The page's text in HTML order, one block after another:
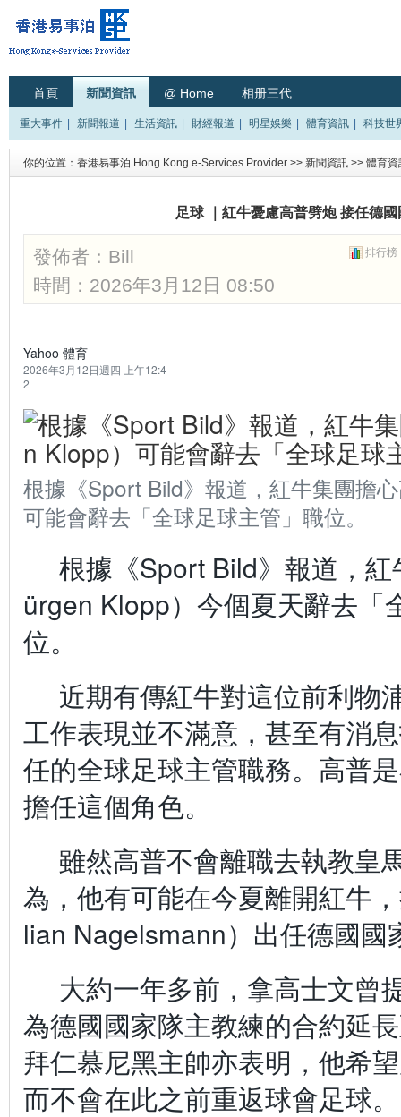
首頁 新聞資訊 @ Home 相册三代
重大事件 新聞報道 生活資訊 財經報道 明星娛樂 體育資訊 科技世
你的位置： 香港易事泊 Hong Kong e-Services Provider >> 新聞資訊 >> 體育資
足球 ｜紅牛憂慮高普劈炮 接任德
排行榜
發佈者： Bill
時間：2026年3月12日 08:50
Yahoo 體育
2026年3月12日週四 上午12:4
2
根據《Sport Bild》報道，紅牛集團擔
可能會辭去「全球足球主管」職位。
根據《Sport Bild》報道，
ürgen Klopp）今個夏天辭去「
位。
近期有傳紅牛對這位前利物
工作表現並不滿意，甚至有消
任的全球足球主管職務。高普
擔任這個角色。
雖然高普不會離職去執教皇
為，他有可能在今夏離開紅牛
lian Nagelsmann）出任德國國
大約一年多前，拿高士文曾
為德國國家隊主教練的合約延
拜仁慕尼黑主帥亦表明，他希
而不會在此之前重返球會足球。